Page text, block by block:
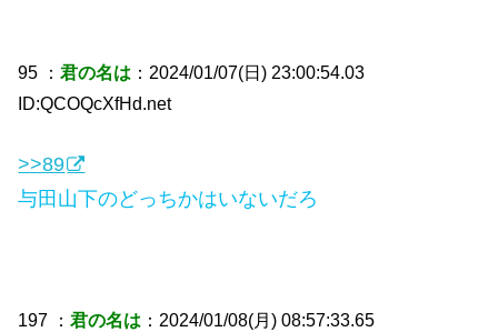
95 ：君の名は ：2024/01/07(日) 23:00:54.03
ID:QCOQcXfHd.net
>>89
与田山下のどっちかはいないだろ
197 ：君の名は ：2024/01/08(月) 08:57:33.65